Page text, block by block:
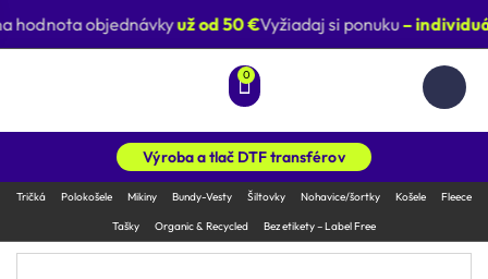
hodnota objednávkyuž od 50 €Vyžiadaj si ponuku–
0
Výroba a tlač DTF transférov
Tričká Polokošele Mikiny Bundy-Vesty Šiltovky Nohavice/šortky Košele Fleece
Tašky Organic & Recycled Bez etikety – Label Free